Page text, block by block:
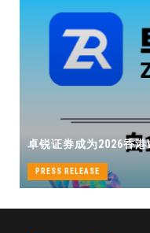
券成为2026香港WEB3嘉年
RELEASE